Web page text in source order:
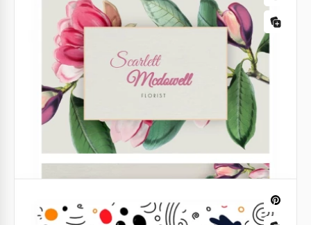
Cartão de visita para Artista Digital
Você trabalha como um artista digital? Então
sugerimos não perder seu tempo ou dinheiro
criando um design de cartão de visita do zero.
Google Docs